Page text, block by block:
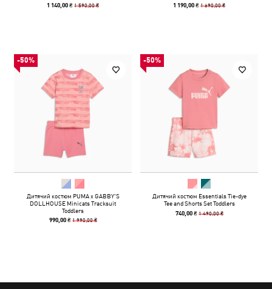
1 140,00 ₴1 590,00 ₴ 1 190,00 ₴1 690,00 ₴
-50%
Дитячий костюм PUMA x GABBY'S
DOLLHOUSE Minicats Tracksuit
Toddlers
990,00 ₴ 1 990,00 ₴
-50%
Дитячий костюм Essentials Tie-dye
Tee and Shorts Set Toddlers
740,00 ₴ 1 490,00 ₴